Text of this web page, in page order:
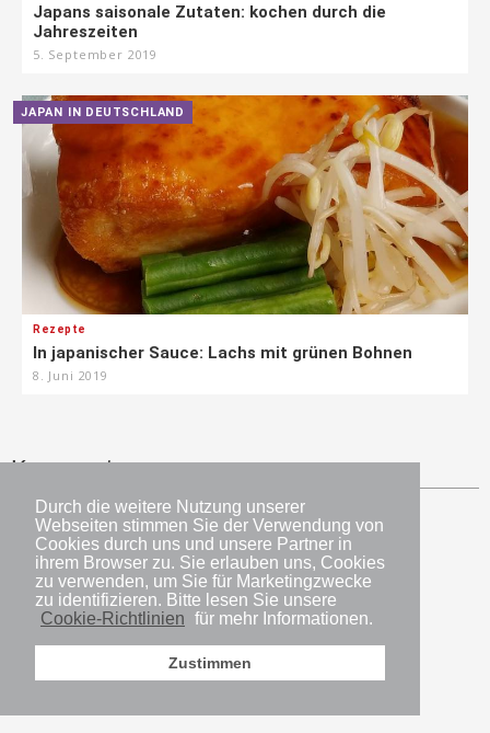
Durch die weitere Nutzung unserer
Webseiten stimmen Sie der Verwendung von
Cookies durch uns und unsere Partner in
ihrem Browser zu. Sie erlauben uns, Cookies
zu verwenden, um Sie für Marketingzwecke
zu identifizieren. Bitte lesen Sie unsere
Cookie-Richtlinien für mehr Informationen.
Zustimmen
Japans saisonale Zutaten: kochen durch die
Jahreszeiten
5. September 2019
JAPAN IN DEUTSCHLAND
Rezepte
In japanischer Sauce: Lachs mit grünen Bohnen
8. Juni 2019
Kommentare